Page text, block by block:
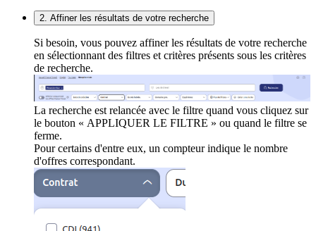
2. Affiner les résultats de votre recherche
Si besoin, vous pouvez affiner les résultats de votre recherche
en sélectionnant des filtres et critères présents sous les critères
de recherche.
La recherche est relancée avec le filtre quand vous cliquez sur
le bouton « APPLIQUER LE FILTRE » ou quand le filtre se
ferme.
Pour certains d'entre eux, un compteur indique le nombre
d'offres correspondant.